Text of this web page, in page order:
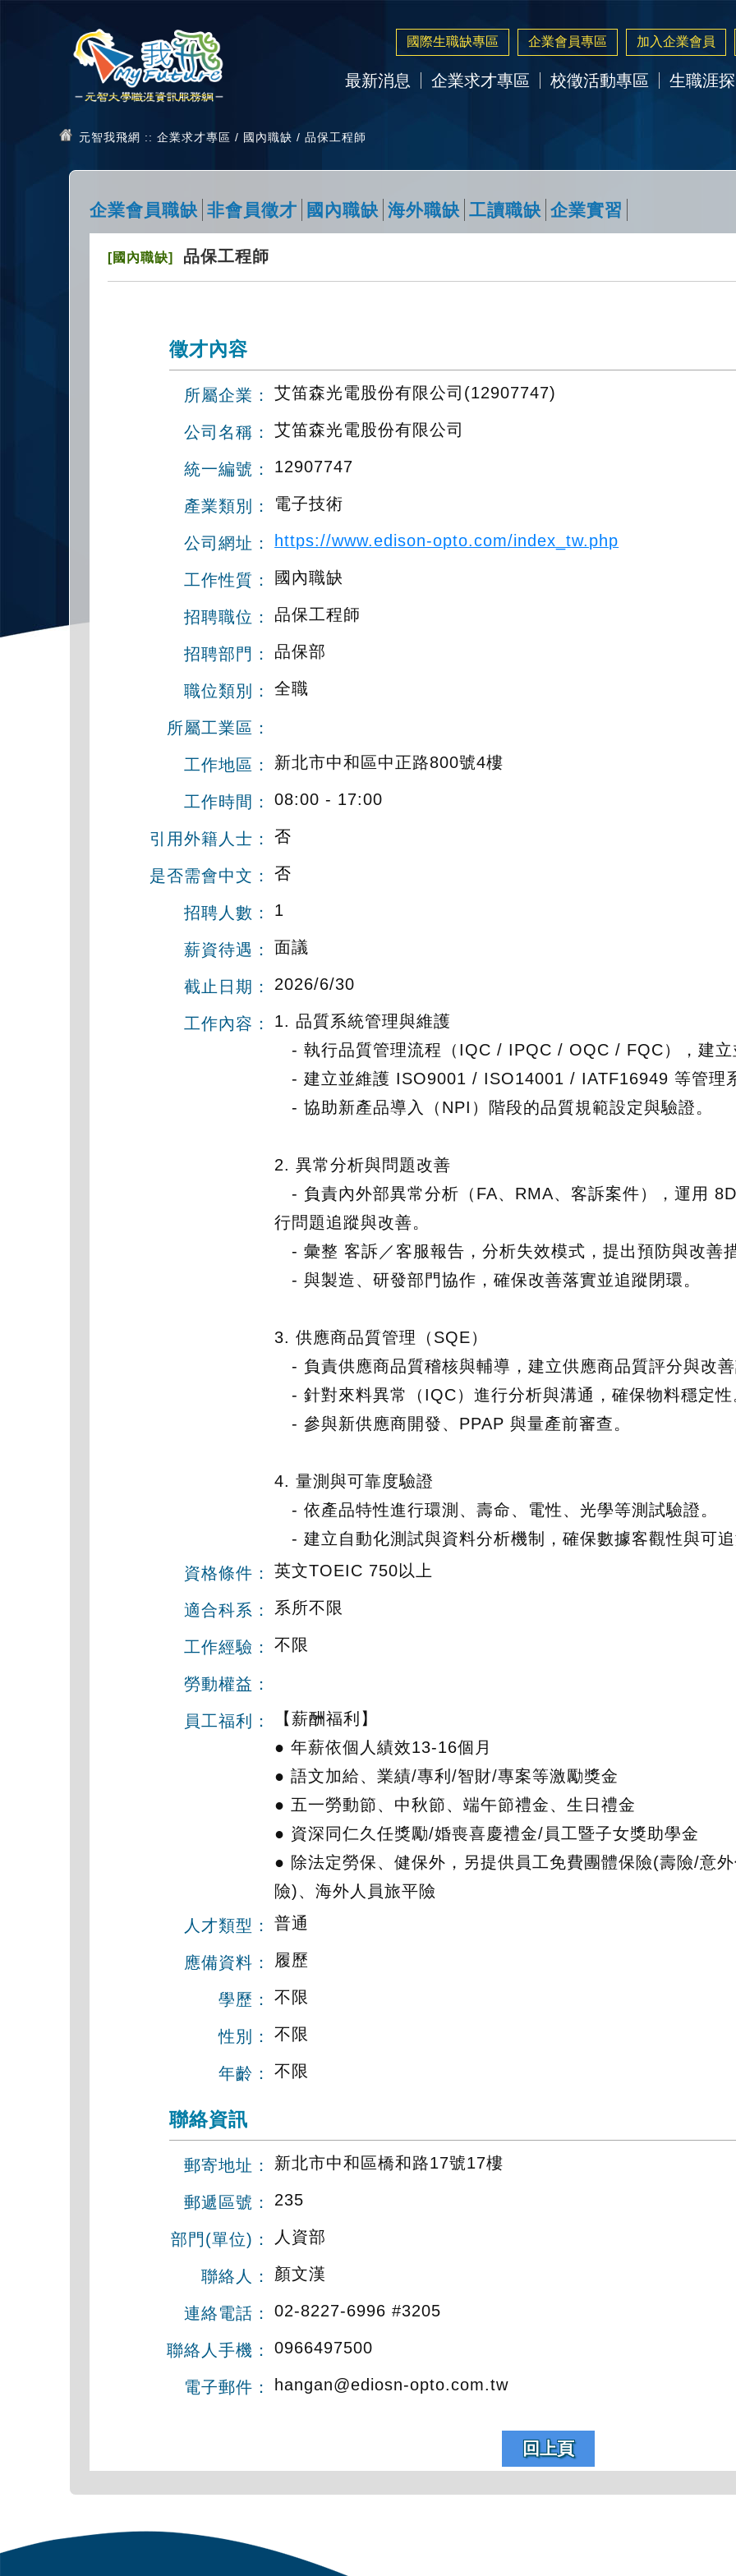
國際生職缺專區 企業會員專區 加入企業會員
最新消息 企業求才專區 校徵活動專區 生職涯
元智我飛網 :: 企業求才專區 / 國內職缺 / 品保工程師
企業會員職缺 非會員徵才 國內職缺 海外職缺 工讀職缺 企業實習
[國內職缺] 品保工程師
徵才內容
所屬企業： 艾笛森光電股份有限公司(12907747)
公司名稱： 艾笛森光電股份有限公司
統一編號： 12907747
產業類別： 電子技術
公司網址： https://www.edison-opto.com/index_tw.php
工作性質： 國內職缺
招聘職位： 品保工程師
招聘部門： 品保部
職位類別： 全職
所屬工業區：
工作地區： 新北市中和區中正路800號4樓
工作時間： 08:00 - 17:00
引用外籍人士： 否
是否需會中文： 否
招聘人數： 1
薪資待遇： 面議
截止日期： 2026/6/30
工作內容：
1. 品質系統管理與維護
- 執行品質管理流程（IQC / IPQC / OQC / FQC），建立
- 建立並維護 ISO9001 / ISO14001 / IATF16949 等管理
- 協助新產品導入（NPI）階段的品質規範設定與驗證。
2. 異常分析與問題改善
- 負責內外部異常分析（FA、RMA、客訴案件），運用
行問題追蹤與改善。
- 彙整 客訴／客服報告，分析失效模式，提出預防與改善
- 與製造、研發部門協作，確保改善落實並追蹤閉環。
3. 供應商品質管理（SQE）
- 負責供應商品質稽核與輔導，建立供應商品質評分與改
- 針對來料異常（IQC）進行分析與溝通，確保物料穩定性
- 參與新供應商開發、PPAP 與量產前審查。
4. 量測與可靠度驗證
- 依產品特性進行環測、壽命、電性、光學等測試驗證。
- 建立自動化測試與資料分析機制，確保數據客觀性與可
資格條件：
英文TOEIC 750以上
適合科系： 系所不限
工作經驗： 不限
勞動權益：
員工福利：
【薪酬福利】
● 年薪依個人績效13-16個月
● 語文加給、業績/專利/智財/專案等激勵獎金
● 五一勞動節、中秋節、端午節禮金、生日禮金
● 資深同仁久任獎勵/婚喪喜慶禮金/員工暨子女獎助學金
● 除法定勞保、健保外，另提供員工免費團體保險(壽險/意
險)、海外人員旅平險
人才類型：
普通
應備資料： 履歷
學歷： 不限
性別： 不限
年齡： 不限
聯絡資訊
郵寄地址： 新北市中和區橋和路17號17樓
郵遞區號： 235
部門(單位)： 人資部
聯絡人： 顏文漢
連絡電話： 02-8227-6996 #3205
聯絡人手機： 0966497500
電子郵件： hangan@ediosn-opto.com.tw
回上頁